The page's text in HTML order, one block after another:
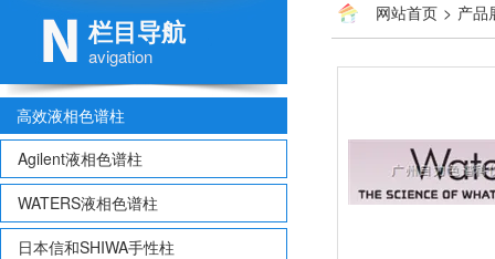
栏目导航
avigation
高效液相色谱柱
Agilent液相色谱柱
WATERS液相色谱柱
日本信和SHIWA手性柱
网站首页 > 产品